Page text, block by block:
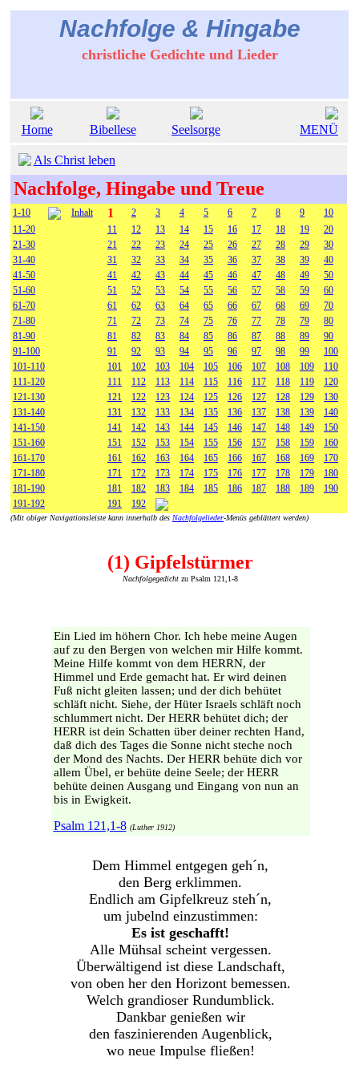
Nachfolge & Hingabe
christliche Gedichte und Lieder
Home Bibellese Seelsorge MENÜ
Als Christ leben
Nachfolge, Hingabe und Treue
1-10 Inhalt 1 2 3 4 5 6 7 8 9
10
11-20
11 12 13 14 15 16 17 18 19
20
21-30
21 22 23 24 25 26 27 28 29
30
31-40
31 32 33 34 35 36 37 38 39
40
41-50
41 42 43 44 45 46 47 48 49
50
51-60
51 52 53 54 55 56 57 58 59
60
61-70
61 62 63 64 65 66 67 68 69
70
71-80
71 72 73 74 75 76 77 78 79
80
81-90
81 82 83 84 85 86 87 88 89
90
91-100
91 92 93 94 95 96 97 98 99
100
101-110
101 102 103 104 105 106 107 108 109
110
111-120
111 112 113 114 115 116 117 118 119
120
121-130
121 122 123 124 125 126 127 128 129
130
131-140
131 132 133 134 135 136 137 138 139
140
141-150
141 142 143 144 145 146 147 148 149
150
151-160
151 152 153 154 155 156 157 158 159
160
161-170
161 162 163 164 165 166 167 168 169
170
171-180
171 172 173 174 175 176 177 178 179
180
181-190
181 182 183 184 185 186 187 188 189
190
191-192
191 192
(Mit obiger Navigationsleiste kann innerhalb des Nachfolgelieder-Menüs geblättert werden)
(1) Gipfelstürmer
Nachfolgegedicht zu Psalm 121,1-8
Ein Lied im höhern Chor. Ich hebe meine Augen
auf zu den Bergen von welchen mir Hilfe kommt.
Meine Hilfe kommt von dem HERRN, der
Himmel und Erde gemacht hat. Er wird deinen
Fuß nicht gleiten lassen; und der dich behütet
schläft nicht. Siehe, der Hüter Israels schläft noch
schlummert nicht. Der HERR behütet dich; der
HERR ist dein Schatten über deiner rechten Hand,
daß dich des Tages die Sonne nicht steche noch
der Mond des Nachts. Der HERR behüte dich vor
allem Übel, er behüte deine Seele; der HERR
behüte deinen Ausgang und Eingang von nun an
bis in Ewigkeit.
Psalm 121,1-8 (Luther 1912)
Dem Himmel entgegen geh´n,
den Berg erklimmen.
Endlich am Gipfelkreuz steh´n,
um jubelnd einzustimmen:
Es ist geschafft!
Alle Mühsal scheint vergessen.
Überwältigend ist diese Landschaft,
von oben her den Horizont bemessen.
Welch grandioser Rundumblick.
Dankbar genießen wir
den faszinierenden Augenblick,
wo neue Impulse fließen!